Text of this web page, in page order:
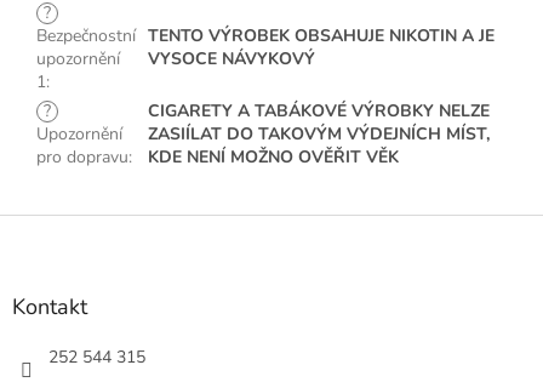
?
Bezpečnostní
upozornění
1:
TENTO VÝROBEK OBSAHUJE NIKOTIN A JE
VYSOCE NÁVYKOVÝ
?
Upozornění
pro dopravu:
CIGARETY A TABÁKOVÉ VÝROBKY NELZE
ZASIÍLAT DO TAKOVÝM VÝDEJNÍCH MÍST,
KDE NENÍ MOŽNO OVĚŘIT VĚK
Z
Kontakt
252 544 315